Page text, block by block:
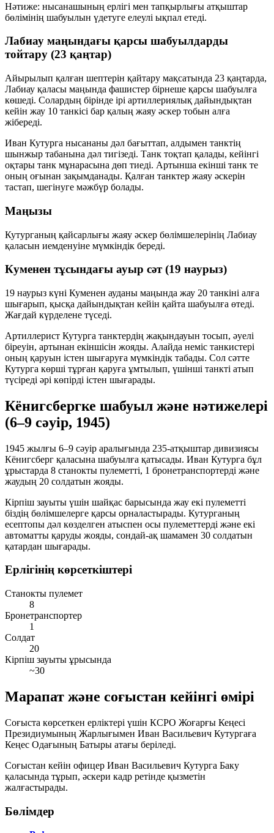
Нәтиже: нысанашының ерлігі мен тапқырлығы атқыштар
бөлімінің шабуылын үдетуге елеулі ықпал етеді.
Лабиау маңындағы қарсы шабуылдарды
тойтару (23 қаңтар)
Айырылып қалған шептерін қайтару мақсатында 23 қаңтарда,
Лабиау қаласы маңында фашистер бірнеше қарсы шабуылға
көшеді. Солардың бірінде ірі артиллериялық дайындықтан
кейін жау 10 танкісі бар қалың жаяу әскер тобын алға
жібереді.
Иван Кутурга нысананы дәл бағыттап, алдымен танктің
шынжыр табанына дәл тигізеді. Танк тоқтап қалады, кейінгі
оқтары танк мұнарасына дөп тиеді. Артынша екінші танк те
оның оғынан зақымданады. Қалған танктер жаяу әскерін
тастап, шегінуге мәжбүр болады.
Маңызы
Кутурганың қайсарлығы жаяу әскер бөлімшелерінің Лабиау
қаласын иемденуіне мүмкіндік береді.
Куменен тұсындағы ауыр сәт (19 наурыз)
19 наурыз күні Куменен ауданы маңында жау 20 танкіні алға
шығарып, қысқа дайындықтан кейін қайта шабуылға өтеді.
Жағдай күрделене түседі.
Артиллерист Кутурга танктердің жақындауын тосып, әуелі
біреуін, артынан екіншісін жояды. Алайда неміс танкистері
оның қаруын істен шығаруға мүмкіндік табады. Сол сәтте
Кутурга көрші тұрған қаруға ұмтылып, үшінші танкті атып
түсіреді әрі көпірді істен шығарады.
Кёнигсбергке шабуыл және нәтижелері
(6–9 сәуір, 1945)
1945 жылғы 6–9 сәуір аралығында 235-атқыштар дивизиясы
Кёнигсберг қаласына шабуылға қатысады. Иван Кутурга бұл
ұрыстарда 8 станокты пулеметті, 1 бронетранспортерді және
жаудың 20 солдатын жояды.
Кірпіш зауыты үшін шайқас барысында жау екі пулеметті
біздің бөлімшелерге қарсы орналастырады. Кутурганың
есептопы дәл көзделген атыспен осы пулеметтерді және екі
автоматты қаруды жояды, сондай-ақ шамамен 30 солдатын
қатардан шығарады.
Ерлігінің көрсеткіштері
Станокты пулемет
8
Бронетранспортер
1
Солдат
20
Кірпіш зауыты ұрысында
~30
Марапат және соғыстан кейінгі өмірі
Соғыста көрсеткен ерліктері үшін КСРО Жоғарғы Кеңесі
Президиумының Жарлығымен Иван Васильевич Кутургаға
Кеңес Одағының Батыры атағы беріледі.
Соғыстан кейін офицер Иван Васильевич Кутурга Баку
қаласында тұрып, әскери кадр ретінде қызметін
жалғастырады.
Бөлімдер